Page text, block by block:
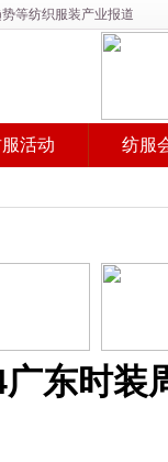
等纺织服装产业报道
活动 纺服
东时装